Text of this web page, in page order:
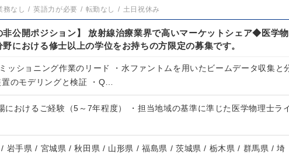
務なし 英語力が必要 転勤なし 土日祝休み
非公開ポジション】 放射線治療業界で高いマーケットシェア◆医学物
における修士以上の学位をお持ちの方限定の募集です。
ッショニング作業のリード ・水ファントムを用いたビームデータ収集と
のモデリングと検証 ・Q…
におけるご経験（5～7年程度） ・担当地域の基準に準じた医学物理士ラ
岩手県 / 宮城県 / 秋田県 / 山形県 / 福島県 / 茨城県 / 栃木県 / 群馬県 / 埼